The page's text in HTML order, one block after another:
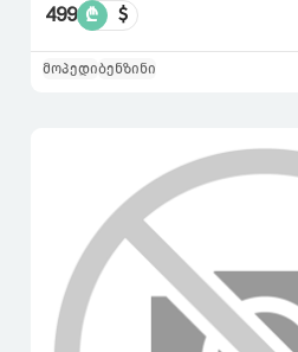
499 ₾ $
მოპედიბენზინი